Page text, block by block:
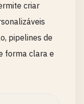
criar
pipelines de
forma clara e